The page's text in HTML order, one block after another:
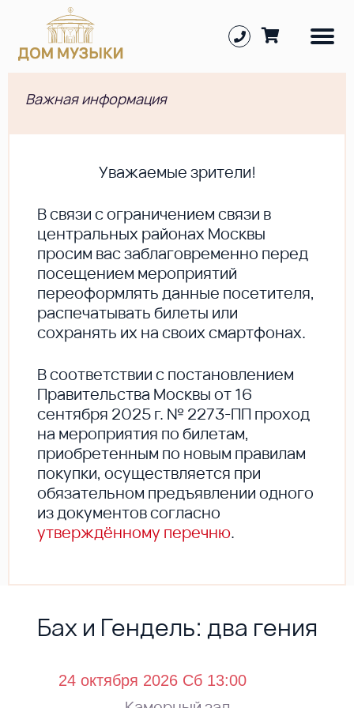
Важная информация
Уважаемые зрители!
В cвязи с ограничением связи в
центральных районах Москвы
просим вас заблаговременно перед
посещением мероприятий
переоформлять данные посетителя,
распечатывать билеты или
сохранять их на своих смартфонах.
В соответствии с постановлением
Правительства Москвы от 16
сентября 2025 г. № 2273-ПП проход
на мероприятия по билетам,
приобретенным по новым правилам
покупки, осуществляется при
обязательном предъявлении одного
из документов согласно
утверждённому перечню.
Бах и Гендель: два гения